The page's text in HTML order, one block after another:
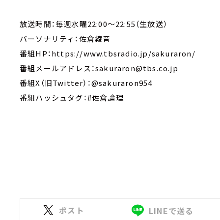
放送時間：毎週水曜22:00～22:55（生放送）
パーソナリティ：佐倉綾音
番組HP：https://www.tbsradio.jp/sakuraron/
番組メールアドレス：sakuraron@tbs.co.jp
番組X（旧Twitter）：@sakuraron954
番組ハッシュタグ：#佐倉論理
ポスト LINEで送る